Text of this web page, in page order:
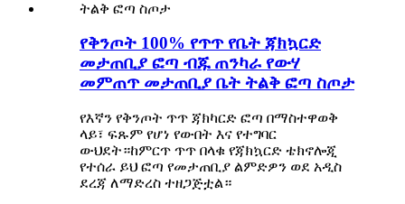
የቅንጦት 100% የጥጥ የቤት ጃክኳርድ
መታጠቢያ ፎጣ ብጁ ጠንካራ የውሃ
መምጠጥ መታጠቢያ ቤት ትልቅ ፎጣ ስጦታ
የእኛን የቅንጦት ጥጥ ጃክካርድ ፎጣ በማስተዋወቅ
ላይ፣ ፍጹም የሆነ የውበት እና የተግባር
ውህደት።ከምርጥ ጥጥ በላቁ የጃክኳርድ ቴክኖሎጂ
የተሰራ ይህ ፎጣ የመታጠቢያ ልምድዎን ወደ አዲስ
ደረጃ ለማድረስ ተዘጋጅቷል።